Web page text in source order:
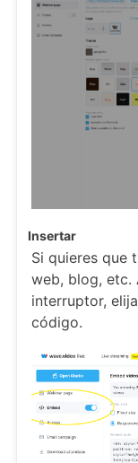
Insertar
Si quieres que
web, blog, etc.
interruptor,
código.